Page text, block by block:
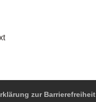
zur Barrierefreiheit